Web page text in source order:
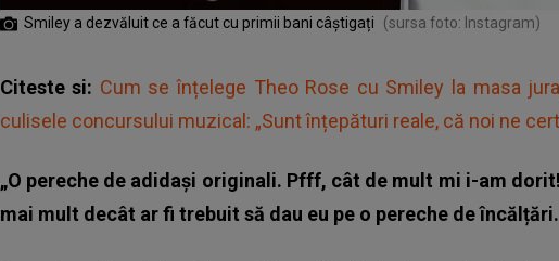
Smiley a dezvăluit ce a făcut cu primii bani câștigați (sursa foto: Instagram)
Citeste si: Cum se înțelege Theo Rose cu Smiley la masa
culisele concursului muzical: „Sunt înțepături reale, că noi ne
„O pereche de adidași originali. Pfff, cât de mult mi i-am
mai mult decât ar fi trebuit să dau eu pe o pereche de încălțări.